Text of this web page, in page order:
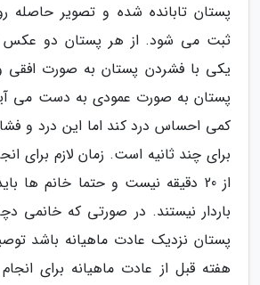
پستان تابانده شده و تصویر حاصله
ثبت می شود. از هر پستان دو عکس
یکی با فشردن پستان به صورت افقی
پستان به صورت عمودی به دست می
کمی احساس درد کند اما این درد و
برای چند ثانیه است. زمان لازم برای
از 20 دقیقه نیست و حتما خانم ها
باردار نیستند. در صورتی که خانمی
پستان نزدیک عادت ماهیانه باشد
هفته قبل از عادت ماهیانه برای